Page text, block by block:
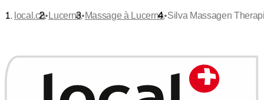
local.ch• Lucerne•Massage à Lucerne•Silva Massagen